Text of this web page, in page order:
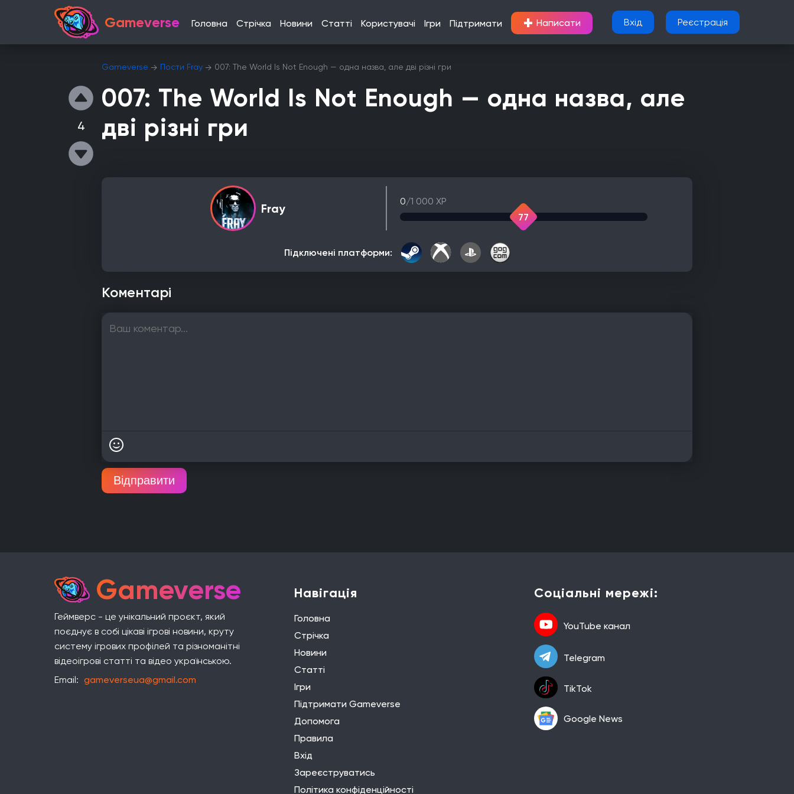
Gameverse Головна Стрічка Новини Статті Користувачі Ігри Підтримати + Написати Вхід Реєстрація
Gameverse Пости Fray 007: The World Is Not Enough — одна назва, але дві різні гри
4
007: The World Is Not Enough — одна назва, але
дві різні гри
Fray 0/1 000 XP
77
Підключені платформи:
Коментарі
Відправити
Gameverse
Геймверс - це унікальний проєкт, який
поєднує в собі цікаві ігрові новини, круту
систему ігрових профілей та різноманітні
відеоігрові статті та відео українською.
Email: gameverseua@gmail.com
Навігація
Головна
Стрічка
Новини
Статті
Ігри
Підтримати Gameverse
Допомога
Правила
Вхід
Зареєструватись
Політика конфіденційності
Соціальні мережі:
YouTube канал
Telegram
TikTok
Google News